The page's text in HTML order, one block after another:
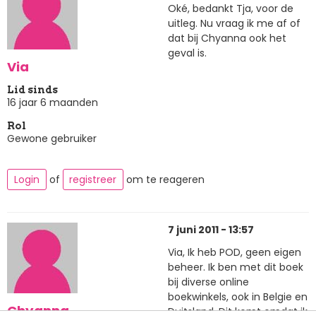
Via
Lid sinds
16 jaar 6 maanden
Rol
Gewone gebruiker
Oké, bedankt Tja, voor de
uitleg. Nu vraag ik me af of
dat bij Chyanna ook het
geval is.
Login of registreer om te reageren
Chyanna
7 juni 2011 - 13:57
Via, Ik heb POD, geen eigen
beheer. Ik ben met dit boek
bij diverse online
boekwinkels, ook in Belgie en
Duitsland. Dit komt omdat ik